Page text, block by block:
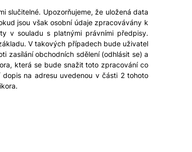
slučitelné. Upozorňujeme, že uložená data
jsou však osobní údaje zpracovávány k
v souladu s platnými právními předpisy.
V takových případech bude uživatel
zasílání obchodních sdělení (odhlásit se) a
která se bude snažit toto zpracování co
na adresu uvedenou v části 2 tohoto